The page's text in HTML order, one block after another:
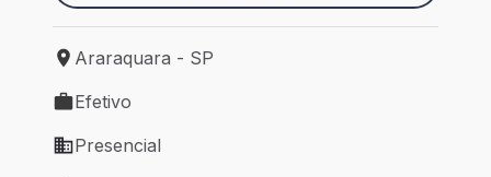
Local de trabalho: Araraquara - SP
Araraquara - SP
Tipo de vaga: Efetivo
Efetivo
Modelo de trabalho: Presencial
Presencial